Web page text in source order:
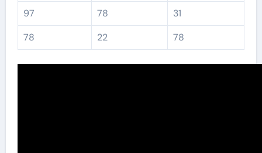
97
78
31
78
22 78